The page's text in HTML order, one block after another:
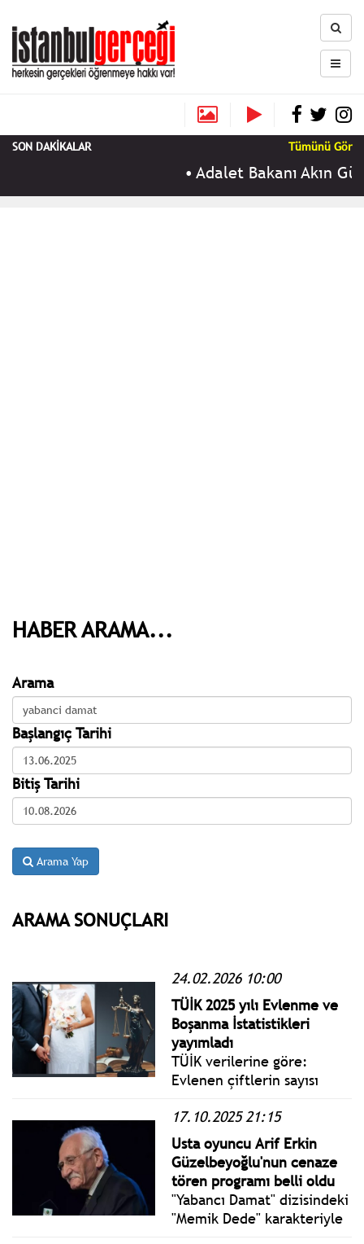
SON DAKİKALAR Tümünü Gör
•Adalet Bakanı Akın
HABER ARAMA...
Arama
Başlangıç Tarihi
Bitiş Tarihi
Arama Yap
ARAMA SONUÇLARI
24.02.2026 10:00
TÜİK 2025 yılı Evlenme ve
Boşanma İstatistikleri
yayımladı
TÜİK verilerine göre:
Evlenen çiftlerin sayısı
iken 2025 yılında 552 bin
237 oldu. Bin nüfus başına
düşen evlenme sayısını
ifade eden kaba evlenme
hızı 2025 yılında binde 6,43
olarak gerçekleşti.
17.10.2025 21:15
Usta oyuncu Arif Erkin
Güzelbeyoğlu'nun cenaze
tören programı belli oldu
"Yabancı Damat" dizisindeki
"Memik Dede" karakteriyle